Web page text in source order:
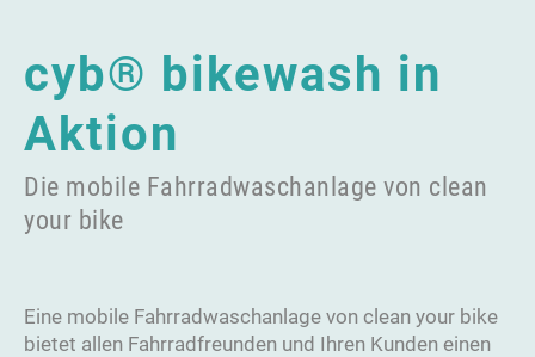
cyb® bikewash in
Aktion
Die mobile Fahrradwaschanlage von clean
your bike
Eine mobile Fahrradwaschanlage von clean your bike
bietet allen Fahrradfreunden und Ihren Kunden einen